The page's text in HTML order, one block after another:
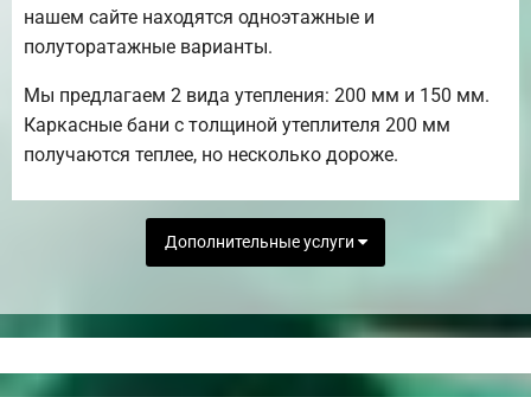
нашем сайте находятся одноэтажные и
полуторатажные варианты.
Мы предлагаем 2 вида утепления: 200 мм и 150 мм.
Каркасные бани с толщиной утеплителя 200 мм
получаются теплее, но несколько дороже.
Дополнительные услуги